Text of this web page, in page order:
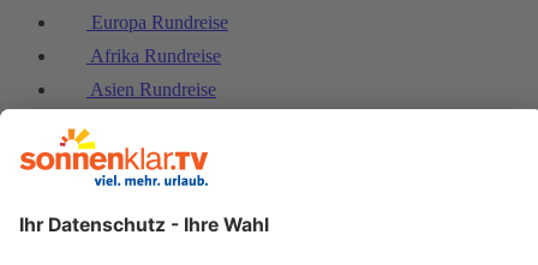
Europa Rundreise
Afrika Rundreise
Asien Rundreise
Australien Rundreise
Rundreisen Europa